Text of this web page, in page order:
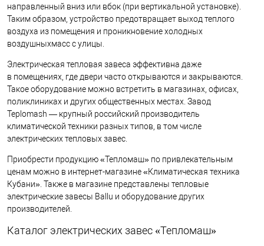
направленный вниз или вбок (при вертикальной установке).
Таким образом, устройство предотвращает выход теплого
воздуха из помещения и проникновение холодных
воздушныхмасс с улицы.
Электрическая тепловая завеса эффективна даже
в помещениях, где двери часто открываются и закрываются.
Такое оборудование можно встретить в магазинах, офисах,
поликлиниках и других общественных местах. Завод
Teplomash — крупный российский производитель
климатической техники разных типов, в том числе
электрических тепловых завес.
Приобрести продукцию «Тепломаш» по привлекательным
ценам можно в интернет-магазине «Климатическая техника
Кубани». Также в магазине представлены тепловые
электрические завесы Ballu и оборудование других
производителей.
Каталог электрических завес «Тепломаш»